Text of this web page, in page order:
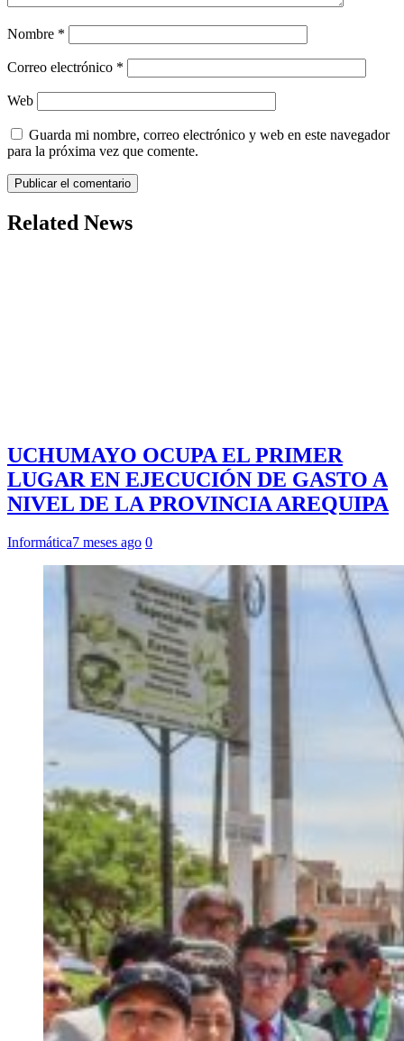
Nombre *
Correo electrónico *
Web
Guarda mi nombre, correo electrónico y web en este navegador
para la próxima vez que comente.
Related News
UCHUMAYO OCUPA EL PRIMER
LUGAR EN EJECUCIÓN DE GASTO A
NIVEL DE LA PROVINCIA AREQUIPA
Informática7 meses ago 0